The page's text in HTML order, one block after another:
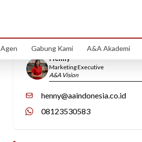
Agen Gabung Kami A&A Akademi
Hubungi Kami
Henny
Marketing Executive
A&A Vision
henny@aaindonesia.co.id
08123530583